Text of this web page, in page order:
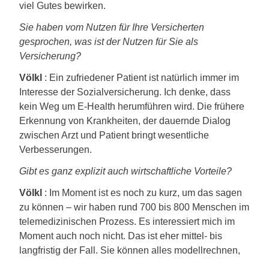
viel Gutes bewirken.
Sie haben vom Nutzen für Ihre Versicherten
gesprochen, was ist der Nutzen für Sie als
Versicherung?
Völkl : Ein zufriedener Patient ist natürlich immer im
Interesse der Sozialversicherung. Ich denke, dass
kein Weg um E-Health herumführen wird. Die frühere
Erkennung von Krankheiten, der dauernde Dialog
zwischen Arzt und Patient bringt wesentliche
Verbesserungen.
Gibt es ganz explizit auch wirtschaftliche Vorteile?
Völkl : Im Moment ist es noch zu kurz, um das sagen
zu können – wir haben rund 700 bis 800 Menschen im
telemedizinischen Prozess. Es interessiert mich im
Moment auch noch nicht. Das ist eher mittel- bis
langfristig der Fall. Sie können alles modellrechnen,